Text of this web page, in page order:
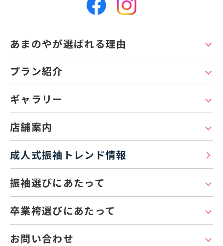
あまのやが選ばれる理由
振袖選びにあたって
卒業袴選びにあたって
お問い合わせ
プラン紹介
店舗案内
ギャラリー
成人式振袖トレンド情報